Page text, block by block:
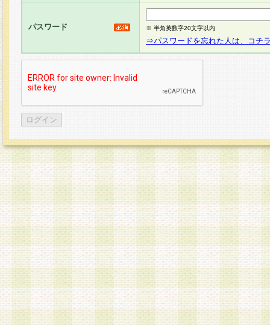
パスワード ※ 半角英数字20文字以内
⇒パスワードを忘れた人は、コチ